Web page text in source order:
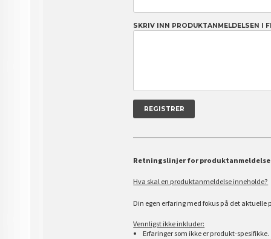
SKRIV INN PRODUKTANMELDELSEN I
Retningslinjer for
Hva skal en produktanmeldelse inneholde?
Din egen erfaring med fokus på det aktuelle
Vennligst ikke inkluder:
Erfaringer som ikke er produkt-spesifikke.